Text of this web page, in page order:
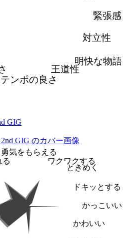
緊張感
対立性
明快な物語
王道性
テンポの良さ
GIG
勇気をもらえる
ワクワクする
ときめく
ドキッとする
かっこいい
かわいい
る